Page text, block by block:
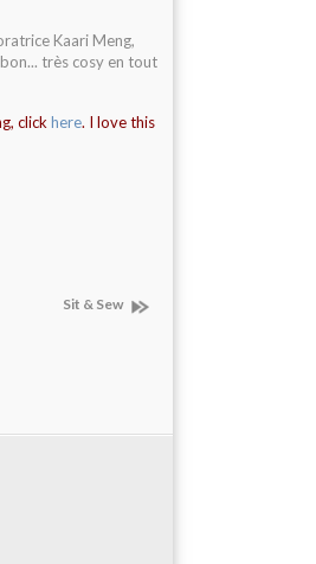
Kaari Meng,
très cosy en tout
click here. I love this
Sit & Sew